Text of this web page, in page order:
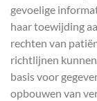
gevoelige
haar toewijding
rechten van
richtlijnen
basis voor
opbouwen van